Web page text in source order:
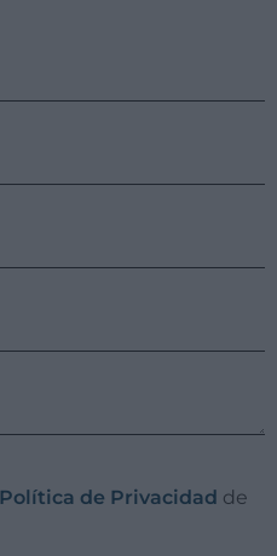
Política de Privacidad de